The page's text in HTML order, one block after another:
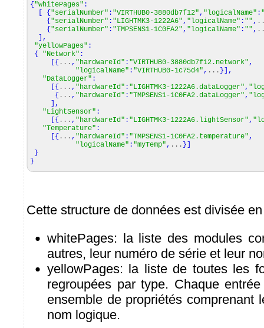
{ "whitePages" :
{ "serialNumber" : "VIRTHUB0-3880db7f12", "logicalName" :
{ "serialNumber" : "LIGHTMK3-1222A6", "logicalName" : "",
{ "serialNumber" : "TMPSENS1-1C0FA2", "logicalName" : "",
,
"yellowPages" :
{
"Network" :
{ ... , "hardwareId" : "VIRTHUB0-3880db7f12.network",
"logicalName" : "VIRTHUB0-1c75d4", ... }
,
"DataLogger" :
{ ... , "hardwareId" : "LIGHTMK3-1222A6.dataLogger",
{ ... , "hardwareId" : "TMPSENS1-1C0FA2.dataLogger",
,
"LightSensor" :
{ ... , "hardwareId" : "LIGHTMK3-1222A6.lightSensor",
"Temperature" :
{ ... , "hardwareId" : "TMPSENS1-1C0FA2.temperature",
"logicalName" : "myTemp", ... }
}
}
Cette structure de données est divisée
whitePages: la liste des modules
autres, leur numéro de série et leur
yellowPages: la liste de toutes les
regroupées par type. Chaque
ensemble de propriétés comprenant
nom logique.